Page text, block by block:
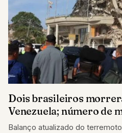
Dois brasileiros
Venezuela; número de
Balanço atualizado do